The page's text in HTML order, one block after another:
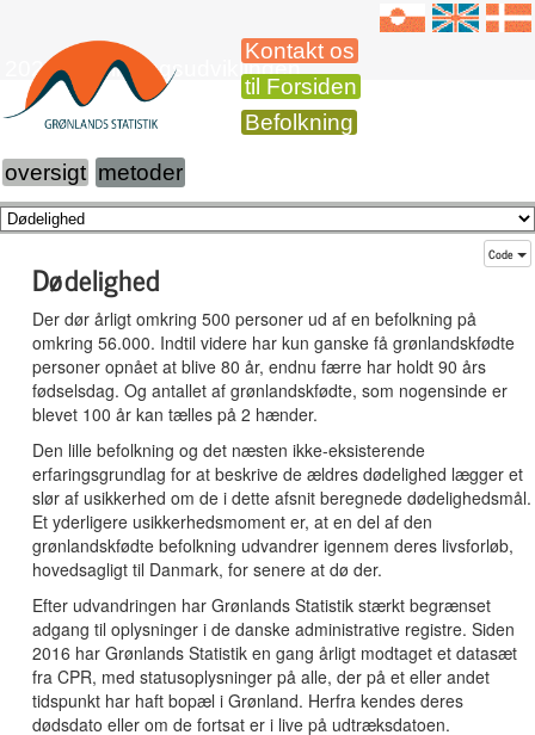
Kontakt os
til Forsiden
Befolkning
2020 Befolkningsudviklingen
oversigt metoder